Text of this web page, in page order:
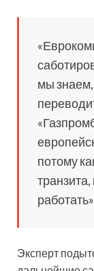
мы знаем,
потому
Эксперт